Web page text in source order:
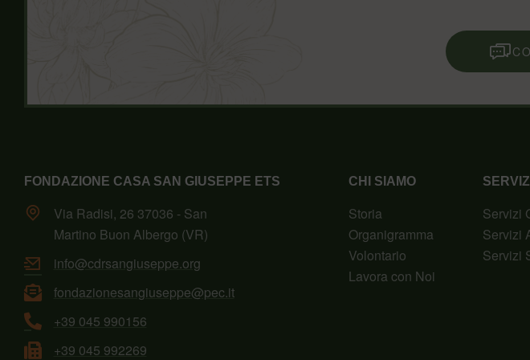
FONDAZIONE CASA SAN GIUSEPPE ETS
Via Radisi, 26 37036 - San
Martino Buon Albergo (VR)
info@cdrsangiuseppe.org
fondazionesangiuseppe@pec.it
+39 045 990156
+39 045 992269
CHI SIAMO
Storia
Organigramma
Volontario
Lavora con Noi
SERVIZI
Servizi
Servizi
Servizi